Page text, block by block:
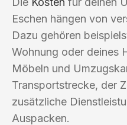
Eschen hängen von
Dazu gehören
Wohnung oder deines
Möbeln und
Transportstrecke, der
zusätzliche
Auspacken.